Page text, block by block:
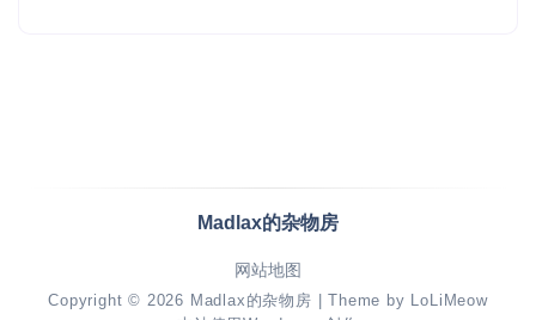
Madlax的杂物房
网站地图
Copyright © 2026 Madlax的杂物房 | Theme by LoLiMeow